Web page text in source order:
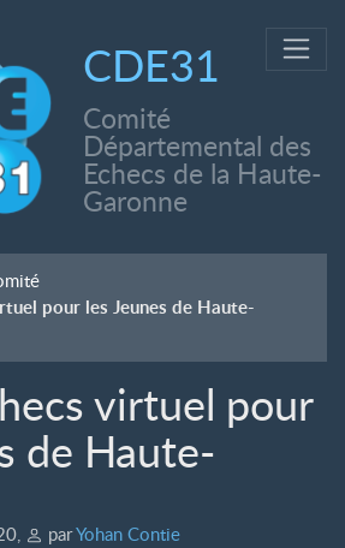
CDE31
Comité
Départemental des
Echecs de la Haute-
Garonne
pour les Jeunes de Haute-
virtuel pour
de Haute-
, parYohan Contie